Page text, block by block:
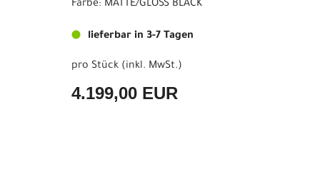
Farbe: MATTE/GLOSS BLACK
lieferbar in 3-7 Tagen
pro Stück (inkl. MwSt.)
4.199,00 EUR